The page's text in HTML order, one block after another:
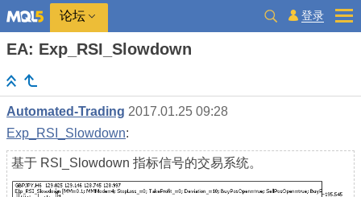
论坛 登录
EA: Exp_RSI_Slowdown
Automated-Trading 2017.01.25 09:28
Exp_RSI_Slowdown:
基于 RSI_Slowdown 指标信号的交易系统。